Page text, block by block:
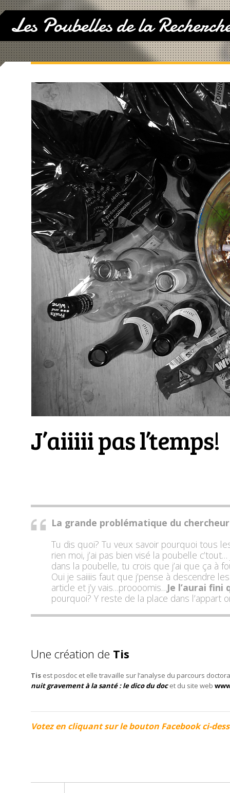
Les Poubelles de la
J’aiiiii pas l’temps!
La grande problématique du chercheur
Tu dis quoi? Tu veux savoir pourquoi tous
rien moi, j’ai pas bien visé la poubelle
dans la poubelle, tu crois que j’ai que ça à
Oui je saiiiis faut que j’pense à descendre
article et j’y vais…proooomis…Je l’aurai fini
pourquoi? Y reste de la place dans
Une création de Tis
Tis est posdoc et elle travaille sur l’analyse du parcours
nuit gravement à la santé : le dico du docet du site web
Votezen cliquant sur le bouton Facebook ci-